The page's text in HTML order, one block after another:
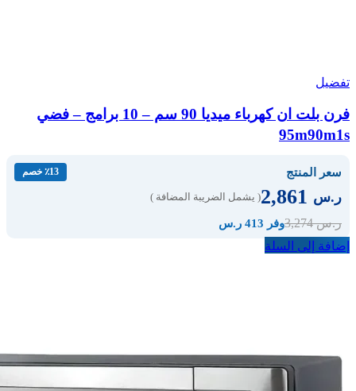
تفضيل
فرن بلت ان كهرباء ميديا 90 سم – 10 برامج – فضي
95m90m1s
سعر المنتج ٪13 خصم
ر.س ( يشمل الضريبة المضافة )
ر.س3,274 وفر 413 ر.س
إضافة إلى السلة